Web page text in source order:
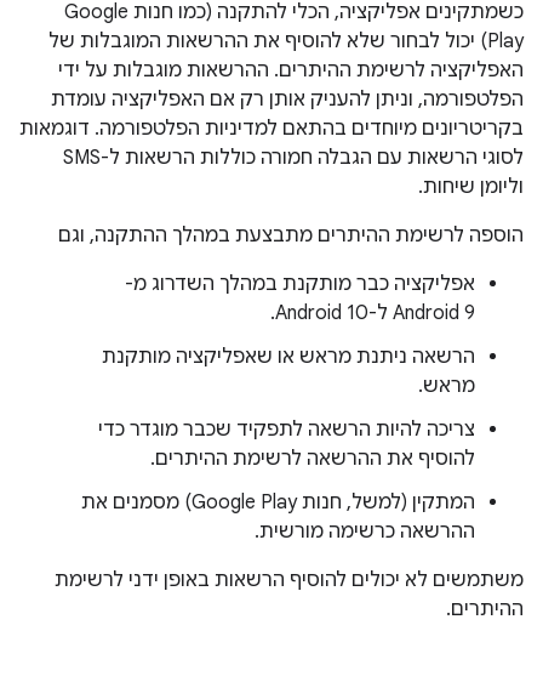
כשמתקינים אפליקציה, הכלי להתקנה (כמו חנות Google
Play) יכול לבחור שלא להוסיף את ההרשאות המוגבלות של
האפליקציה לרשימת ההיתרים. ההרשאות מוגבלות על ידי
הפלטפורמה, וניתן להעניק אותן רק אם האפליקציה עומדת
בקריטריונים מיוחדים בהתאם למדיניות הפלטפורמה. דוגמאות
לסוגי הרשאות עם הגבלה חמורה כוללות הרשאות ל-SMS
וליומן שיחות.
הוספה לרשימת ההיתרים מתבצעת במהלך ההתקנה, וגם
אפליקציה כבר מותקנת במהלך השדרוג מ-
Android 9 ל-Android 10.
הרשאה ניתנת מראש או שאפליקציה מותקנת
מראש.
צריכה להיות הרשאה לתפקיד שכבר מוגדר כדי
להוסיף את ההרשאה לרשימת ההיתרים.
המתקין (למשל, חנות Google Play) מסמנים את
ההרשאה כרשימה מורשית.
משתמשים לא יכולים להוסיף הרשאות באופן ידני לרשימת
ההיתרים.